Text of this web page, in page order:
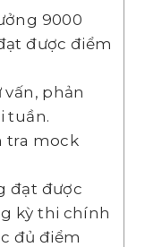
9000
được điểm
vấn, phản
tuần.
tra mock
đạt được
kỳ thi chính
đủ điểm